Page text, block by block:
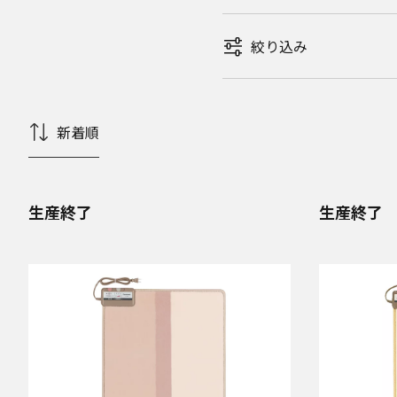
絞り込み
新着順
生産終了 生産終了